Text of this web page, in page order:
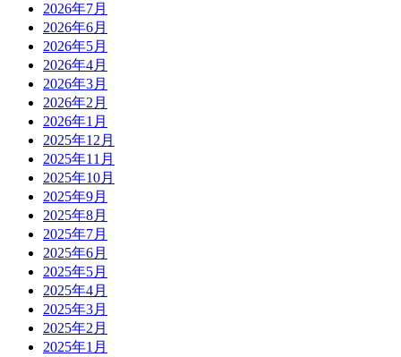
2026年7月
2026年6月
2026年5月
2026年4月
2026年3月
2026年2月
2026年1月
2025年12月
2025年11月
2025年10月
2025年9月
2025年8月
2025年7月
2025年6月
2025年5月
2025年4月
2025年3月
2025年2月
2025年1月